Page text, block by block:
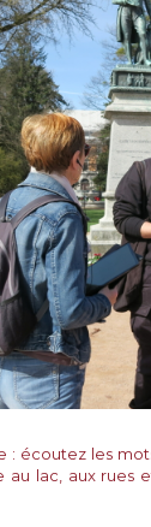
: écoutez les
lac, aux rues